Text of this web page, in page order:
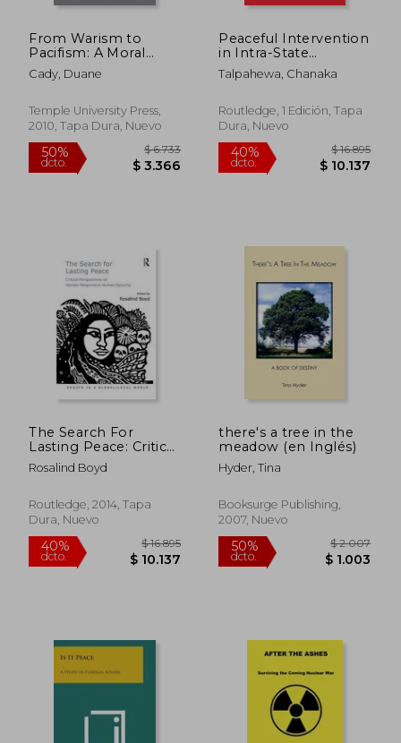
50% 40%
50%
dcto.
$ 6.446 50%
dcto.
From Warism to
Pacifism: A Moral
Continuum (en
Inglés)
Cady, Duane
Temple University Press,
2010, Tapa Dura, Nuevo
Peaceful Intervention
in Intra-State
Conflicts: Norwegian
Involvement in the
Process (en Inglés)
Talpahewa, Chanaka
Routledge, 1 Edición, Tapa
Dura, Nuevo
The Search For
Lasting Peace: Critical
Perspectives On
Gender-responsive
(gender In A Global
(en Inglés)
Rosalind Boyd
Routledge, 2014, Tapa
Dura, Nuevo
there's a tree in the
meadow (en Inglés)
Hyder, Tina
Booksurge Publishing,
2007, Nuevo